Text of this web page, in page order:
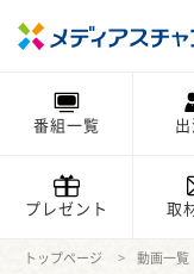
番組一覧
プレゼント 取
トップページ 動画一覧